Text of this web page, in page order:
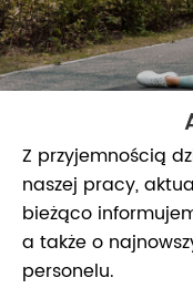
Z przyjemnością
naszej pracy,
bieżąco
a także o
personelu.